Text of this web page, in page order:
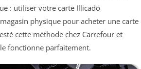
: utiliser votre carte Illicado
physique pour acheter une carte
cette méthode chez Carrefour et
fonctionne parfaitement.